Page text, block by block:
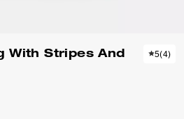
With Stripes And
5(4)